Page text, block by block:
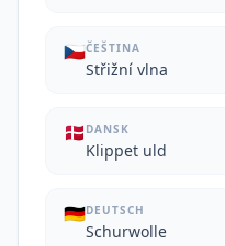
🇨🇿ČEŠTINA
Střižní vlna
🇩🇰 DANSK
Klippet uld
🇩🇪DEUTSCH
Schurwolle